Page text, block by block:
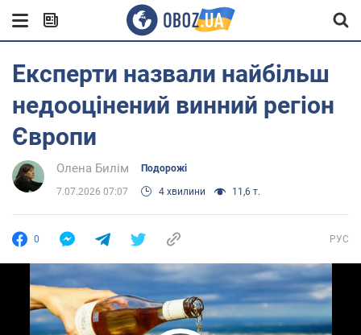
Експерти назвали найбільш
недооцінений винний регіон
Європи
Олена Билім Подорожі
7.07.2026 07:07 4 хвилини 11,6 т.
0 РУС